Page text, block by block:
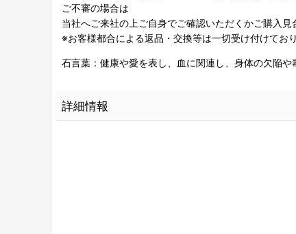
ご不審の場合は
当社へご来社の上ご自身でご確認いただくかご購入見
※お客様都合による返品・交換等は一切受け付けており
石言葉：健康や愛を表し、血に関連し、身体の欠陥
詳細情報